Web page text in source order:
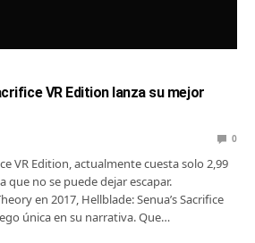
VR Edition lanza su mejor
0
VR Edition, actualmente cuesta solo 2,99
que no se puede dejar escapar.
en 2017, Hellblade: Senua’s Sacrifice
única en su narrativa. Que…